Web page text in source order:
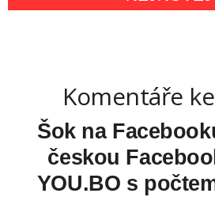
Komentáře
Šok na
českou
YOU.BO s